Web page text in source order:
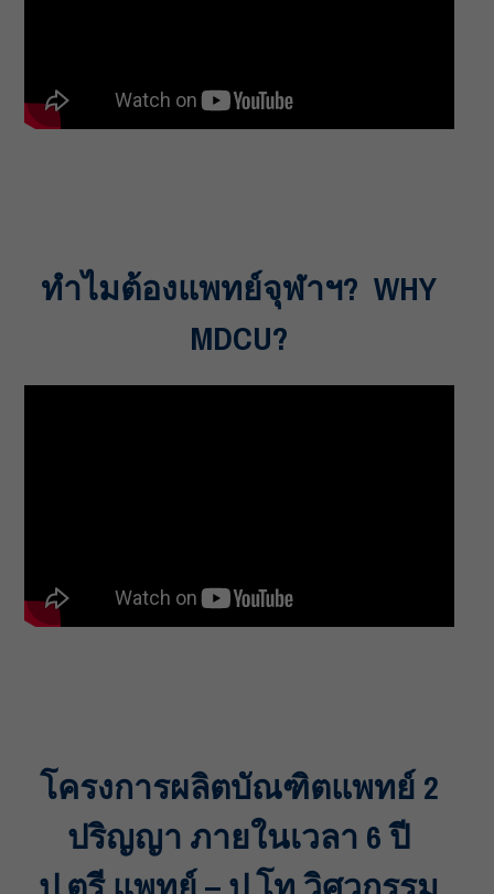
ทำไมต้องแพทย์จุฬาฯ? WHY
MDCU?
โครงการผลิตบัณฑิตแพทย์ 2
ปริญญา ภายในเวลา 6 ปี